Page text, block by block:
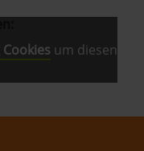
um diesen